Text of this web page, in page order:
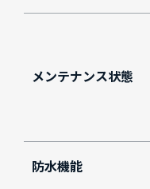
メンテナンス状態
防水機能